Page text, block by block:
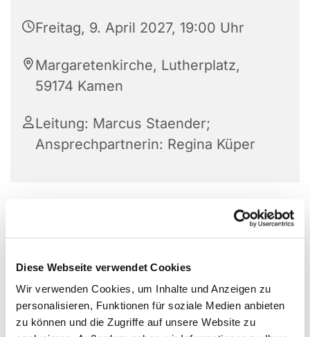
Diese Webseite verwendet Cookies
Wir verwenden Cookies, um Inhalte und Anzeigen zu
personalisieren, Funktionen für soziale Medien anbieten
zu können und die Zugriffe auf unsere Website zu
Freitag, 9. April 2027, 19:00 Uhr
Margaretenkirche, Lutherplatz,
59174 Kamen
Leitung: Marcus Staender;
Ansprechpartnerin: Regina Küper